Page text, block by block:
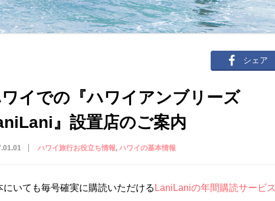
シェア
イでの『ハワイアンブリーズ
』設置店のご案内
ハワイ旅行お役立ち情報 ハワイの基本情報
にいても毎号確実に購読いただける LaniLaniの年間購読サービス